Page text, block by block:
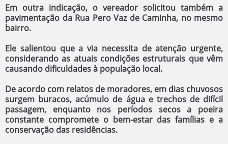
Em outra indicação, o vereador solicitou também a
pavimentação da Rua Pero Vaz de Caminha, no mesmo
bairro.
Ele salientou que a via necessita de atenção urgente,
considerando as atuais condições estruturais que vêm
causando dificuldades à população local.
De acordo com relatos de moradores, em dias chuvosos
surgem buracos, acúmulo de água e trechos de difícil
passagem, enquanto nos períodos secos a poeira
constante compromete o bem-estar das famílias e a
conservação das residências.